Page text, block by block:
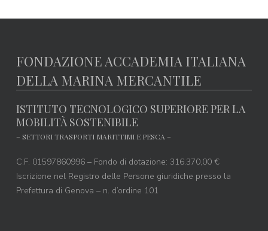
FONDAZIONE ACCADEMIA ITALIANA
DELLA MARINA MERCANTILE
ISTITUTO TECNOLOGICO SUPERIORE PER LA
MOBILITÀ SOSTENIBILE
– SETTORI TRASPORTI MARITTIMI E PESCA –
C.F. 01597860996 – Fondo di dotazione: 316.370,00 €
Iscrizione nel Registro delle Persone giuridiche presso la
Prefettura di Genova – n. d’ordine 101